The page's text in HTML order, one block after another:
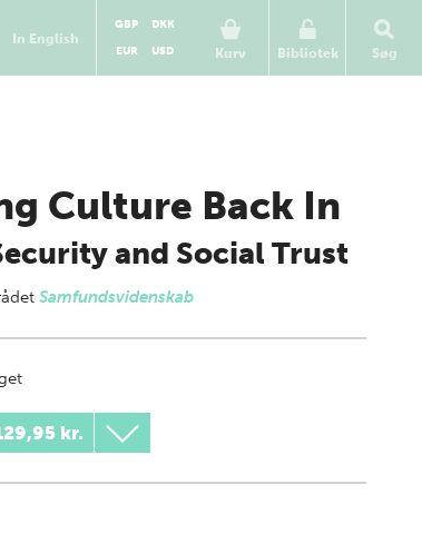
In English
Kurv
GBP
DKK
EUR
USD Bibliotek Søg
Culture Back In
and Social Trust
Samfundsvidenskab
kr.